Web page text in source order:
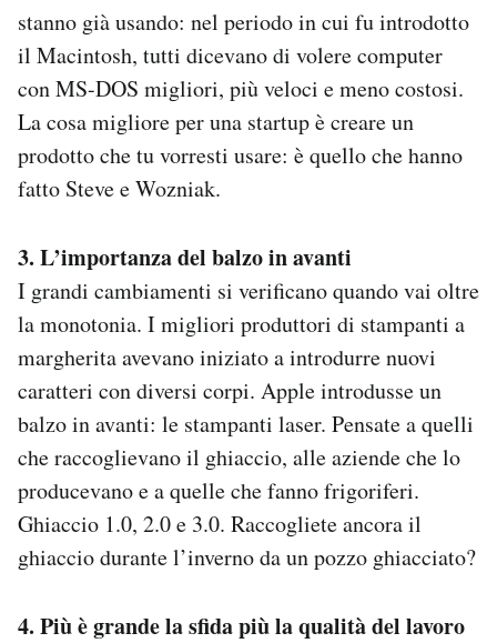
stanno già usando: nel periodo in cui fu introdotto
il Macintosh, tutti dicevano di volere computer
con MS-DOS migliori, più veloci e meno costosi.
La cosa migliore per una startup è creare un
prodotto che tu vorresti usare: è quello che hanno
fatto Steve e Wozniak.
3. L’importanza del balzo in avanti
I grandi cambiamenti si verificano quando vai oltre
la monotonia. I migliori produttori di stampanti a
margherita avevano iniziato a introdurre nuovi
caratteri con diversi corpi. Apple introdusse un
balzo in avanti: le stampanti laser. Pensate a quelli
che raccoglievano il ghiaccio, alle aziende che lo
producevano e a quelle che fanno frigoriferi.
Ghiaccio 1.0, 2.0 e 3.0. Raccogliete ancora il
ghiaccio durante l’inverno da un pozzo ghiacciato?
4. Più è grande la sfida più la qualità del lavoro